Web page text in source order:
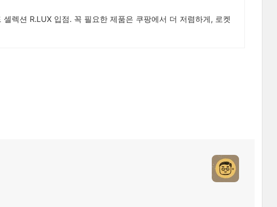
렉션 R.LUX 입점. 꼭 필요한 제품은 쿠팡에서 더 저렴하게, 로켓